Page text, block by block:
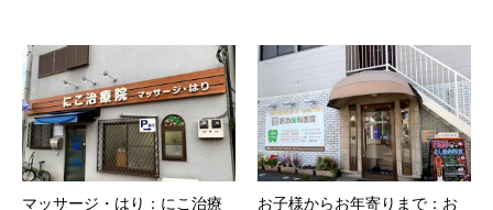
マッサージ・はり：にこ治療
お子様からお年寄りまで：お